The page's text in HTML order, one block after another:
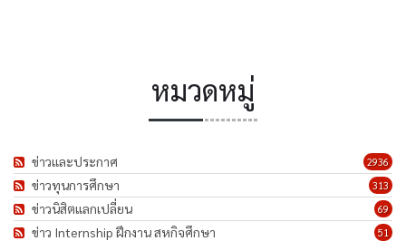
หมวดหมู่
2936
ข่าวและประกาศ
313
ข่าวทุนการศึกษา
69
ข่าวนิสิตแลกเปลี่ยน
51
ข่าว Internship ฝึกงาน สหกิจศึกษา